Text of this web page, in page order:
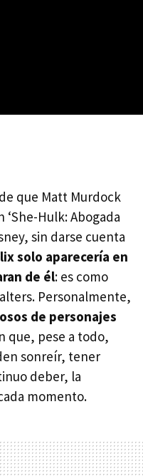
que Matt Murdock
Hulk: Abogada
sin darse cuenta
solo aparecería en
de él: es como
Personalmente,
de personajes
que, pese a todo,
sonreír, tener
deber, la
momento.